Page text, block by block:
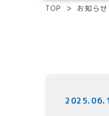
TOP お知らせ